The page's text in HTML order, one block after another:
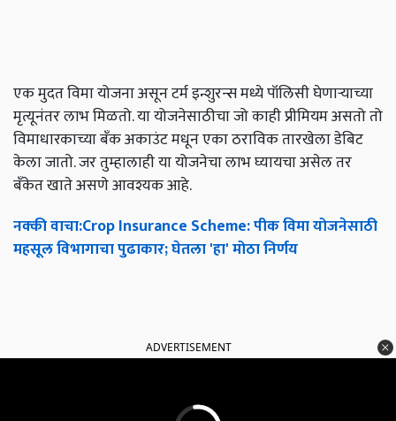
एक मुदत विमा योजना असून टर्म इन्शुरन्स मध्ये पॉलिसी घेणाऱ्याच्या
मृत्यूनंतर लाभ मिळतो. या योजनेसाठीचा जो काही प्रीमियम असतो तो
विमाधारकाच्या बँक अकाउंट मधून एका ठराविक तारखेला डेबिट
केला जातो. जर तुम्हालाही या योजनेचा लाभ घ्यायचा असेल तर
बँकेत खाते असणे आवश्यक आहे.
नक्कीवाचा:Crop Insurance Scheme:पीकविमायोजनेसाठी
महसूलविभागाचापुढाकार;घेतला'हा'मोठानिर्णय
ADVERTISEMENT